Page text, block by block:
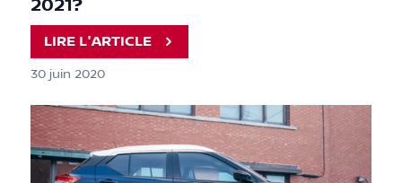
2021?
LIRE L'ARTICLE
30 juin 2020